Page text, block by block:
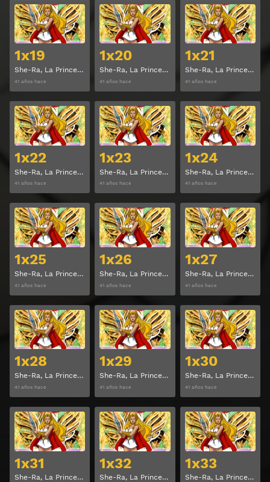
1x19
She-Ra, La Princesa del Poder Temporada 1 Capitulo 19
41 años hace
Ver
1x20
She-Ra, La Princesa del Poder Temporada 1 Capitulo 20
41 años hace
Ver
1x21
She-Ra, La Princesa del Poder Temporada 1 Capitulo 21
41 años hace
1x22
She-Ra, La Princesa del Poder Temporada 1 Capitulo 22
41 años hace
Ver
1x23
She-Ra, La Princesa del Poder Temporada 1 Capitulo 23
41 años hace
Ver
1x24
She-Ra, La Princesa del Poder Temporada 1 Capitulo 24
41 años hace
1x25
She-Ra, La Princesa del Poder Temporada 1 Capitulo 25
41 años hace
Ver
1x26
She-Ra, La Princesa del Poder Temporada 1 Capitulo 26
41 años hace
Ver
1x27
She-Ra, La Princesa del Poder Temporada 1 Capitulo 27
41 años hace
1x28
She-Ra, La Princesa del Poder Temporada 1 Capitulo 28
41 años hace
Ver
1x29
She-Ra, La Princesa del Poder Temporada 1 Capitulo 29
41 años hace
Ver
1x30
She-Ra, La Princesa del Poder Temporada 1 Capitulo 30
41 años hace
1x31
She-Ra, La Princesa del Poder Temporada 1 Capitulo 31
Ver
1x32
She-Ra, La Princesa del Poder Temporada 1 Capitulo 32
Ver
1x33
She-Ra, La Princesa del Poder Temporada 1 Capitulo 33